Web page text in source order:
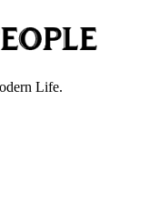
Life.